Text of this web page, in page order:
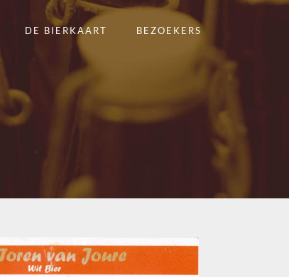
DE BIERKAART BEZOEKERS